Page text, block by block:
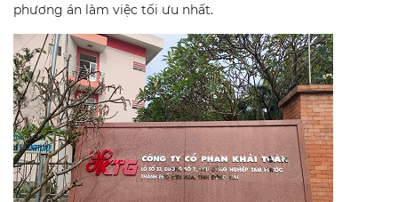
phương án làm việc tối ưu nhất.